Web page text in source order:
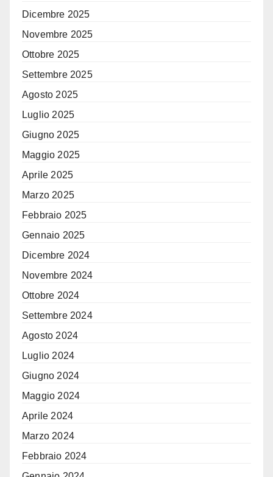
Dicembre 2025
Novembre 2025
Ottobre 2025
Settembre 2025
Agosto 2025
Luglio 2025
Giugno 2025
Maggio 2025
Aprile 2025
Marzo 2025
Febbraio 2025
Gennaio 2025
Dicembre 2024
Novembre 2024
Ottobre 2024
Settembre 2024
Agosto 2024
Luglio 2024
Giugno 2024
Maggio 2024
Aprile 2024
Marzo 2024
Febbraio 2024